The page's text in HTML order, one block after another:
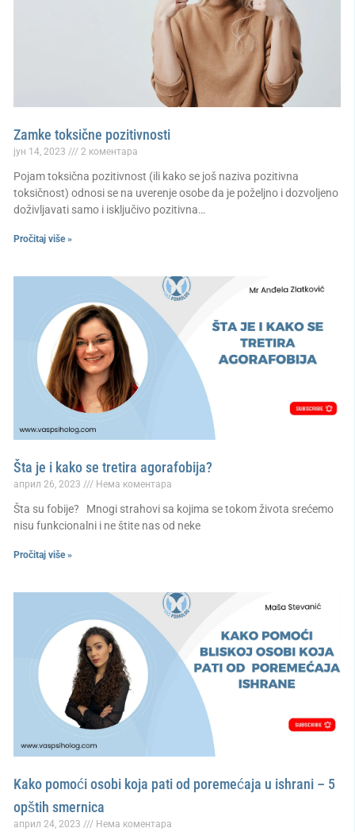
Zamke toksične pozitivnosti
јун 14, 2023 2 коментара
Pojam toksična pozitivnost (ili kako se još naziva pozitivna
toksičnost) odnosi se na uverenje osobe da je poželjno i dozvoljeno
doživljavati samo i isključivo pozitivna…
Pročitaj više »
Šta je i kako se tretira agorafobija?
април 26, 2023 Нема коментара
Šta su fobije? Mnogi strahovi sa kojima se tokom života srećemo
nisu funkcionalni i ne štite nas od neke
Pročitaj više »
Kako pomoći osobi koja pati od poremećaja u ishrani – 5
opštih smernica
април 24, 2023 Нема коментара